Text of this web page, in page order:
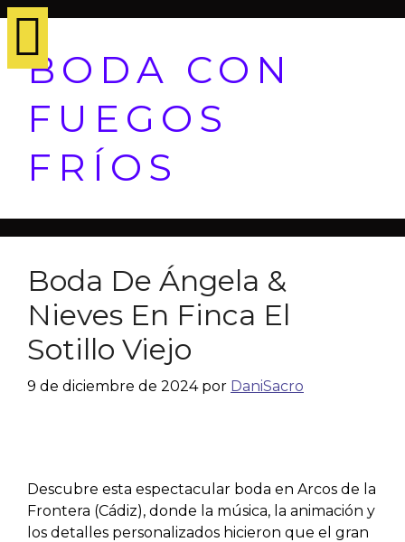
BODA CON
FUEGOS
FRÍOS
Boda De Ángela &
Nieves En Finca El
Sotillo Viejo
9 de diciembre de 2024 por DaniSacro
Descubre esta espectacular boda en Arcos de la
Frontera (Cádiz), donde la música, la animación y
los detalles personalizados hicieron que el gran